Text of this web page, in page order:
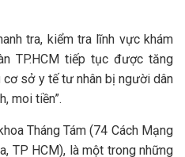
tra, kiểm tra lĩnh vực khám
TP.HCM tiếp tục được tăng
sở y tế tư nhân bị người dân
moi tiền”.
Tháng Tám (74 Cách Mạng
TP HCM), là một trong những